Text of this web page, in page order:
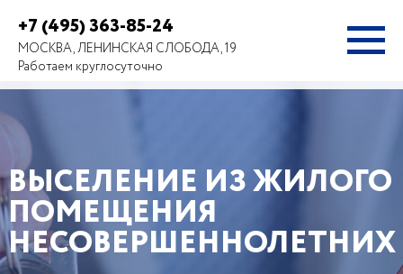
+7 (495) 363-85-24
МОСКВА, ЛЕНИНСКАЯ СЛОБОДА, 19
Работаем круглосуточно
ВЫСЕЛЕНИЕ ИЗ ЖИЛОГО
ПОМЕЩЕНИЯ
НЕСОВЕРШЕННОЛЕТНИХ